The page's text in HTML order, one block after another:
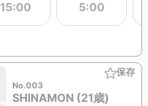
15:00
5:00
保存
No.003
SHINAMON (21歳)